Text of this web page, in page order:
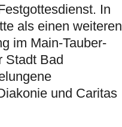
In
als einen weiteren
im Main-Tauber-
Stadt Bad
und Caritas